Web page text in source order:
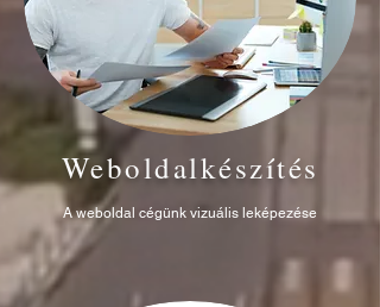
Weboldalkészítés
A weboldal cégünk vizuális leképezése